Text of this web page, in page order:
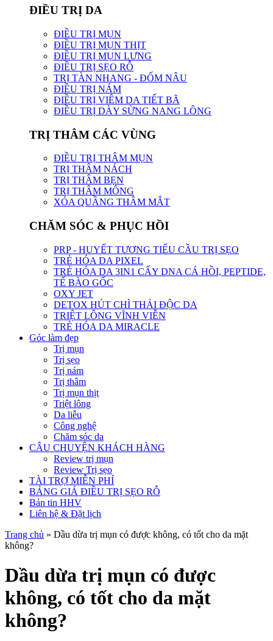
ĐIỀU TRỊ DA
ĐIỀU TRỊ MỤN
ĐIỀU TRỊ MỤN THỊT
ĐIỀU TRỊ MỤN LƯNG
ĐIỀU TRỊ SẸO RỖ
TRỊ TÀN NHANG - ĐỐM NÂU
ĐIỀU TRỊ NÁM
ĐIỀU TRỊ VIÊM DA TIẾT BÃ
ĐIỀU TRỊ DÀY SỪNG NANG LÔNG
TRỊ THÂM CÁC VÙNG
ĐIỀU TRỊ THÂM MỤN
TRỊ THÂM NÁCH
TRỊ THÂM BẸN
TRỊ THÂM MÔNG
XÓA QUẦNG THÂM MẮT
CHĂM SÓC & PHỤC HỒI
PRP - HUYẾT TƯƠNG TIỂU CẦU TRỊ SẸO
TRẺ HÓA DA PIXEL
TRẺ HÓA DA 3IN1 CẤY DNA CÁ HỒI, PEPTIDE,
TẾ BÀO GỐC
OXY JET
DETOX HÚT CHÌ THẢI ĐỘC DA
TRIỆT LÔNG VĨNH VIỄN
TRẺ HÓA DA MIRACLE
Góc làm đẹp
Trị mụn
Trị sẹo
Trị nám
Trị thâm
Trị mụn thịt
Triệt lông
Da liễu
Công nghệ
Chăm sóc da
CÂU CHUYỆN KHÁCH HÀNG
Review trị mụn
Review Trị sẹo
TÀI TRỢ MIỄN PHÍ
BẢNG GIÁ ĐIỀU TRỊ SẸO RỖ
Bản tin HHV
Liên hệ & Đặt lịch
Trang chủ » Dầu dừa trị mụn có được không, có tốt cho da mặt
không?
Dầu dừa trị mụn có được
không, có tốt cho da mặt
không?